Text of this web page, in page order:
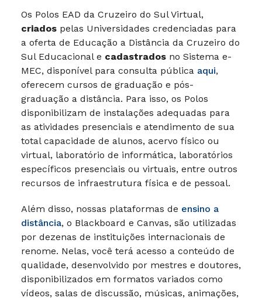
Os Polos EAD da Cruzeiro do Sul Virtual,
criados pelas Universidades credenciadas para
a oferta de Educação a Distância da Cruzeiro do
Sul Educacional e cadastrados no Sistema e-
MEC, disponível para consulta pública aqui,
oferecem cursos de graduação e pós-
graduação a distância. Para isso, os Polos
disponibilizam de instalações adequadas para
as atividades presenciais e atendimento de sua
total capacidade de alunos, acervo físico ou
virtual, laboratório de informática, laboratórios
específicos presenciais ou virtuais, entre outros
recursos de infraestrutura física e de pessoal.
Além disso, nossas plataformas de ensino a
distância, o Blackboard e Canvas, são utilizadas
por dezenas de instituições internacionais de
renome. Nelas, você terá acesso a conteúdo de
qualidade, desenvolvido por mestres e doutores,
disponibilizados em formatos variados como
vídeos, salas de discussão, músicas, animações,